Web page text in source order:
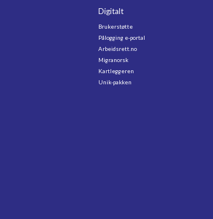
Digitalt
Brukerstøtte
Pålogging e-portal
Arbeidsrett.no
Migranorsk
Kartleggeren
Unik-pakken